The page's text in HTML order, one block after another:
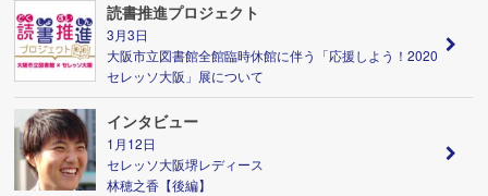
読書推進プロジェクト
3月3日
大阪市立図書館全館臨時休館に伴う「応援しよう！2020
セレッソ大阪」展について
インタビュー
1月12日
セレッソ大阪堺レディース
林穂之香【後編】